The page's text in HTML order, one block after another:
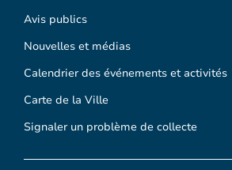
Avis publics
Nouvelles et médias
Calendrier des événements et activités
Carte de la Ville
Signaler un problème de collecte